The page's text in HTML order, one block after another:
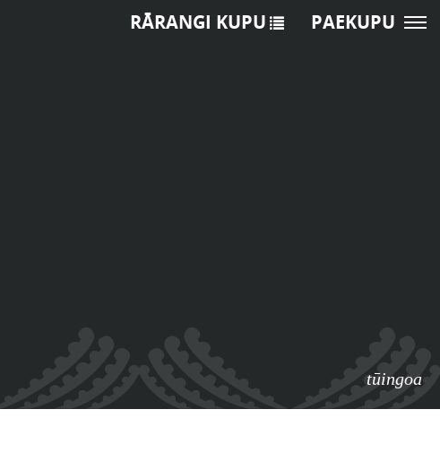
tūingoa
RĀRANGI KUPU PAEKUPU